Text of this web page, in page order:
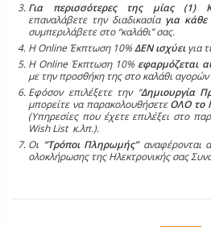
Για περισσότερες της μίας (1)
επαναλάβετε την διαδικασία για
συμπεριλάβετε στο “καλάθι” σας.
Η Online Έκπτωση 10%ΔΕΝ ισχύειγια
Η Online Έκπτωση 10% εφαρμόζεται
με την προσθήκη της στο καλάθι αγορών
Εφόσον επιλέξετε την “Δημιουργία
μπορείτε να παρακολουθήσετεΟΛΟ το
(Υπηρεσίες που έχετε επιλέξει στο
Wish List κ.λπ.).
Οι “Τρόποι Πληρωμής”αναφέρονται
ολοκλήρωσης της Ηλεκτρονικής σας